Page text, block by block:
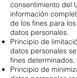
consentimiento del
información
de los fines para
datos personales.
Principio de
datos personales
fines
Principio de